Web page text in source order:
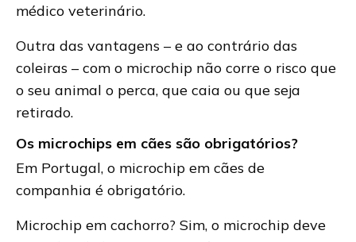
médico veterinário.
Outra das vantagens – e ao contrário das
coleiras – com o microchip não corre o risco que
o seu animal o perca, que caia ou que seja
retirado.
Os microchips em cães são obrigatórios?
Em Portugal, o microchip em cães de
companhia é obrigatório.
Microchip em cachorro? Sim, o microchip deve